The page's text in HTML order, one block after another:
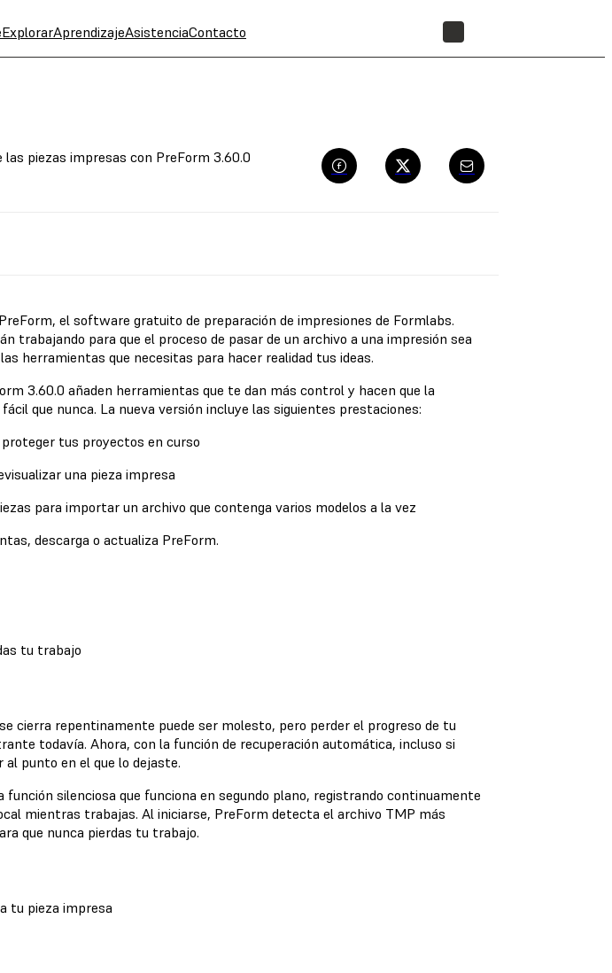
ExplorarAprendizajeAsistenciaContacto
piezas impresas con PreForm 3.60.0
el software gratuito de preparación de impresiones de Formlabs.
trabajando para que el proceso de pasar de un archivo a una impresión sea
herramientas que necesitas para hacer realidad tus ideas.
3.60.0 añaden herramientas que te dan más control y hacen que la
que nunca. La nueva versión incluye las siguientes prestaciones:
tus proyectos en curso
una pieza impresa
para importar un archivo que contenga varios modelos a la vez
descarga o actualiza PreForm.
tu trabajo
cierra repentinamente puede ser molesto, pero perder el progreso de tu
todavía. Ahora, con la función de recuperación automática, incluso si
al punto en el que lo dejaste.
función silenciosa que funciona en segundo plano, registrando continuamente
mientras trabajas. Al iniciarse, PreForm detecta el archivo TMP más
que nunca pierdas tu trabajo.
tu pieza impresa